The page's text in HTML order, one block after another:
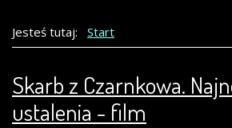
Jesteś tutaj: Start
Skarb z Czarnkowa.
ustalenia - film